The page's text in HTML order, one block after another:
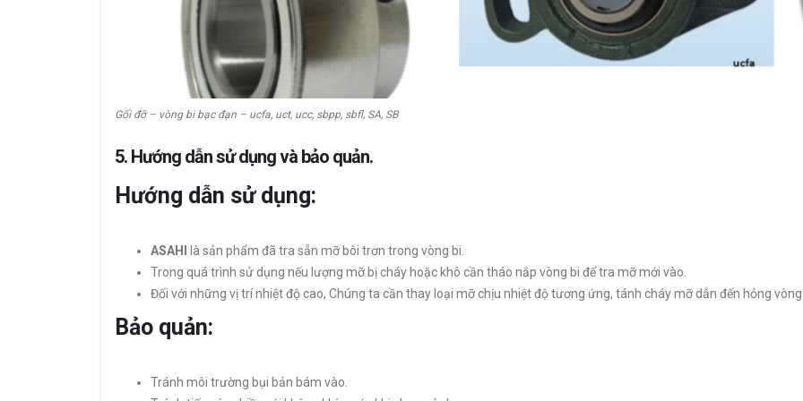
Gối đỡ – vòng bi bạc đạn – ucfa, uct, ucc, sbpp, sbfl, SA, SB
5. Hướng dẫn sử dụng và bảo quản.
Hướng dẫn sử dụng:
ASAHI là sản phẩm đã tra sẵn mỡ bôi trơn trong vòng bi.
Trong quá trình sử dụng nếu lượng mỡ bị cháy hoặc khô cần tháo nắp vòng bi để tra mỡ mới vào.
Đối với những vị trí nhiệt độ cao, Chúng ta cần thay loại mỡ chịu nhiệt độ tương ứng, tánh cháy mỡ dẫn đến hỏng
Bảo quản:
Tránh môi trường bụi bản bám vào.